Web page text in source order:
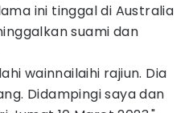
ini tinggal di Australia
suami dan
wainnailaihi rajiun. Dia
Didampingi saya dan